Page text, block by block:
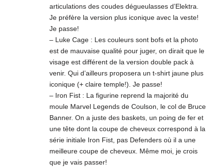
articulations des coudes dégueulasses d’Elektra.
Je préfère la version plus iconique avec la veste!
Je passe!
– Luke Cage : Les couleurs sont bofs et la photo
est de mauvaise qualité pour juger, on dirait que le
visage est différent de la version double pack à
venir. Qui d’ailleurs proposera un t-shirt jaune plus
iconique (+ claire temple!). Je passe!
– Iron Fist : La figurine reprend la majorité du
moule Marvel Legends de Coulson, le col de Bruce
Banner. On a juste des baskets, un poing de fer et
une tête dont la coupe de cheveux correspond à la
série initiale Iron Fist, pas Defenders où il a une
meilleure coupe de cheveux. Même moi, je crois
que je vais passer!